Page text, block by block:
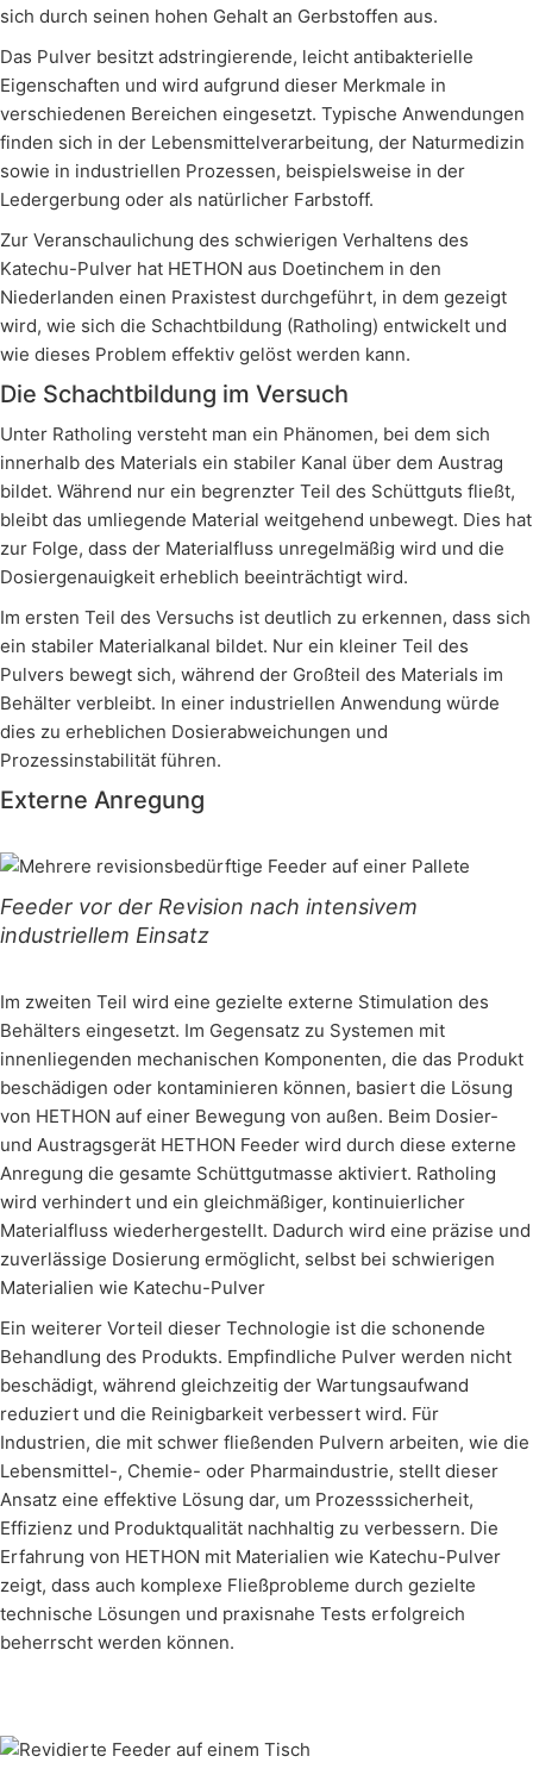
sich durch seinen hohen Gehalt an Gerbstoffen aus.
Das Pulver besitzt adstringierende, leicht antibakterielle
Eigenschaften und wird aufgrund dieser Merkmale in
verschiedenen Bereichen eingesetzt. Typische Anwendungen
finden sich in der Lebensmittelverarbeitung, der Naturmedizin
sowie in industriellen Prozessen, beispielsweise in der
Ledergerbung oder als natürlicher Farbstoff.
Zur Veranschaulichung des schwierigen Verhaltens des
Katechu-Pulver hat HETHON aus Doetinchem in den
Niederlanden einen Praxistest durchgeführt, in dem gezeigt
wird, wie sich die Schachtbildung (Ratholing) entwickelt und
wie dieses Problem effektiv gelöst werden kann.
Die Schachtbildung im Versuch
Unter Ratholing versteht man ein Phänomen, bei dem sich
innerhalb des Materials ein stabiler Kanal über dem Austrag
bildet. Während nur ein begrenzter Teil des Schüttguts fließt,
bleibt das umliegende Material weitgehend unbewegt. Dies hat
zur Folge, dass der Materialfluss unregelmäßig wird und die
Dosiergenauigkeit erheblich beeinträchtigt wird.
Im ersten Teil des Versuchs ist deutlich zu erkennen, dass sich
ein stabiler Materialkanal bildet. Nur ein kleiner Teil des
Pulvers bewegt sich, während der Großteil des Materials im
Behälter verbleibt. In einer industriellen Anwendung würde
dies zu erheblichen Dosierabweichungen und
Prozessinstabilität führen.
Externe Anregung
Feeder vor der Revision nach intensivem
industriellem Einsatz
Im zweiten Teil wird eine gezielte externe Stimulation des
Behälters eingesetzt. Im Gegensatz zu Systemen mit
innenliegenden mechanischen Komponenten, die das Produkt
beschädigen oder kontaminieren können, basiert die Lösung
von HETHON auf einer Bewegung von außen. Beim Dosier-
und Austragsgerät HETHON Feeder wird durch diese externe
Anregung die gesamte Schüttgutmasse aktiviert. Ratholing
wird verhindert und ein gleichmäßiger, kontinuierlicher
Materialfluss wiederhergestellt. Dadurch wird eine präzise und
zuverlässige Dosierung ermöglicht, selbst bei schwierigen
Materialien wie Katechu-Pulver
Ein weiterer Vorteil dieser Technologie ist die schonende
Behandlung des Produkts. Empfindliche Pulver werden nicht
beschädigt, während gleichzeitig der Wartungsaufwand
reduziert und die Reinigbarkeit verbessert wird. Für
Industrien, die mit schwer fließenden Pulvern arbeiten, wie die
Lebensmittel-, Chemie- oder Pharmaindustrie, stellt dieser
Ansatz eine effektive Lösung dar, um Prozesssicherheit,
Effizienz und Produktqualität nachhaltig zu verbessern. Die
Erfahrung von HETHON mit Materialien wie Katechu-Pulver
zeigt, dass auch komplexe Fließprobleme durch gezielte
technische Lösungen und praxisnahe Tests erfolgreich
beherrscht werden können.